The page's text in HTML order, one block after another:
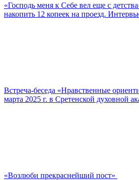
«Господь меня к Себе вел еще с
накопить 12 копеек на проезд.
Встреча-беседа «Нравственные
марта 2025 г. в Сретенской духовной
«Возлюби прекраснейший пост»